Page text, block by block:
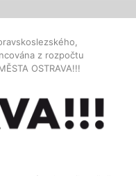
z rozpočtu
OSTRAVA!!!